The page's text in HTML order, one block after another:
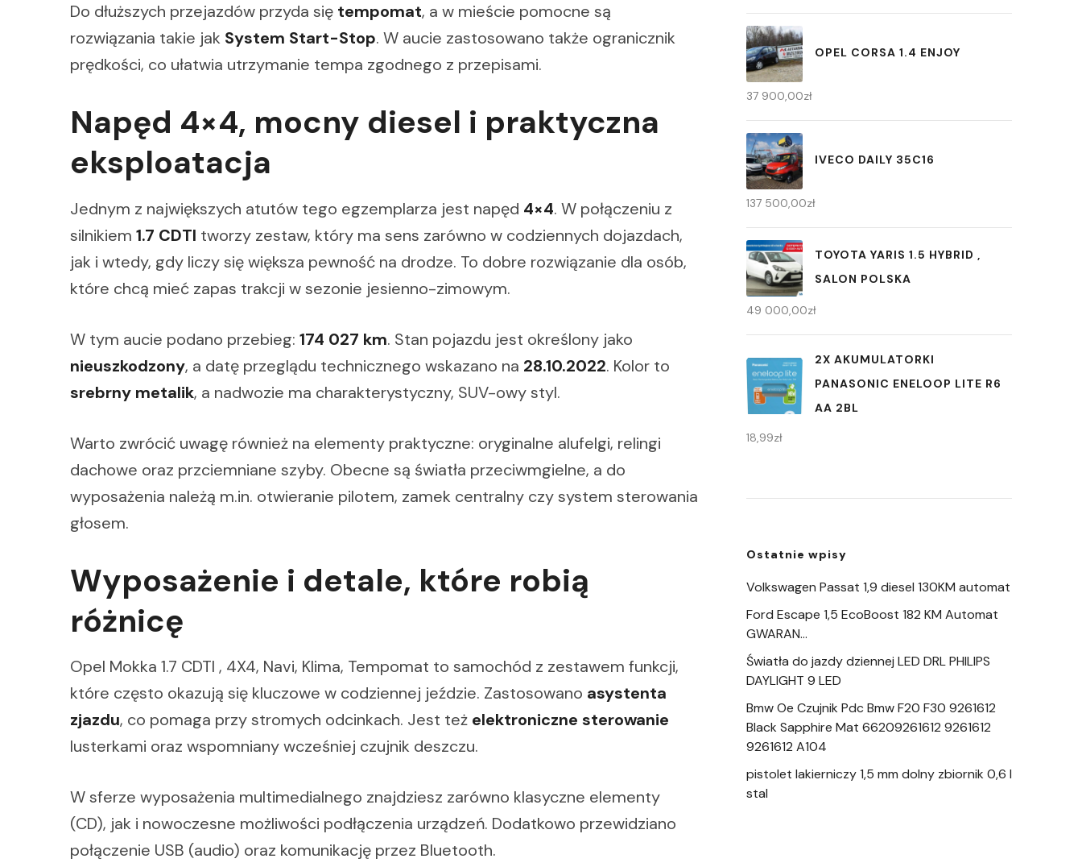
Do dłuższych przejazdów przyda się tempomat, a w mieście pomocne są
rozwiązania takie jak System Start-Stop. W aucie zastosowano także ogranicznik
prędkości, co ułatwia utrzymanie tempa zgodnego z przepisami.
Napęd 4×4, mocny diesel i praktyczna
eksploatacja
Jednym z największych atutów tego egzemplarza jest napęd 4×4. W połączeniu z
silnikiem 1.7 CDTI tworzy zestaw, który ma sens zarówno w codziennych dojazdach,
jak i wtedy, gdy liczy się większa pewność na drodze. To dobre rozwiązanie dla osób,
które chcą mieć zapas trakcji w sezonie jesienno-zimowym.
W tym aucie podano przebieg: 174 027 km. Stan pojazdu jest określony jako
nieuszkodzony, a datę przeglądu technicznego wskazano na 28.10.2022. Kolor to
srebrny metalik, a nadwozie ma charakterystyczny, SUV-owy styl.
Warto zwrócić uwagę również na elementy praktyczne: oryginalne alufelgi, relingi
dachowe oraz przciemniane szyby. Obecne są światła przeciwmgielne, a do
wyposażenia należą m.in. otwieranie pilotem, zamek centralny czy system sterowania
głosem.
Wyposażenie i detale, które robią
różnicę
Opel Mokka 1.7 CDTI , 4X4, Navi, Klima, Tempomat to samochód z zestawem funkcji,
które często okazują się kluczowe w codziennej jeździe. Zastosowano asystenta
zjazdu, co pomaga przy stromych odcinkach. Jest też elektroniczne sterowanie
lusterkami oraz wspomniany wcześniej czujnik deszczu.
W sferze wyposażenia multimedialnego znajdziesz zarówno klasyczne elementy
(CD), jak i nowoczesne możliwości podłączenia urządzeń. Dodatkowo przewidziano
połączenie USB (audio) oraz komunikację przez Bluetooth.
OPEL CORSA 1.4 ENJOY
37 900,00zł
IVECO DAILY 35C16
137 500,00zł
TOYOTA YARIS 1.5 HYBRID ,
SALON POLSKA
49 000,00zł
2X AKUMULATORKI
PANASONIC ENELOOP LITE R6
AA 2BL
18,99zł
Ostatnie wpisy
Volkswagen Passat 1,9 diesel 130KM automat
Ford Escape 1,5 EcoBoost 182 KM Automat
GWARAN…
Światła do jazdy dziennej LED DRL PHILIPS
DAYLIGHT 9 LED
Bmw Oe Czujnik Pdc Bmw F20 F30 9261612
Black Sapphire Mat 66209261612 9261612
9261612 A104
pistolet lakierniczy 1,5 mm dolny zbiornik 0,6 l
stal